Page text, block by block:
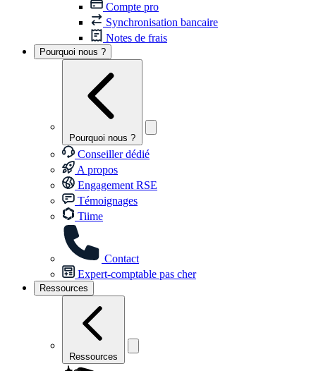
Compte pro
Synchronisation bancaire
Notes de frais
Pourquoi nous ?
Pourquoi nous ?
Conseiller dédié
A propos
Engagement RSE
Témoignages
Tiime
Contact
Expert-comptable pas cher
Ressources
Ressources